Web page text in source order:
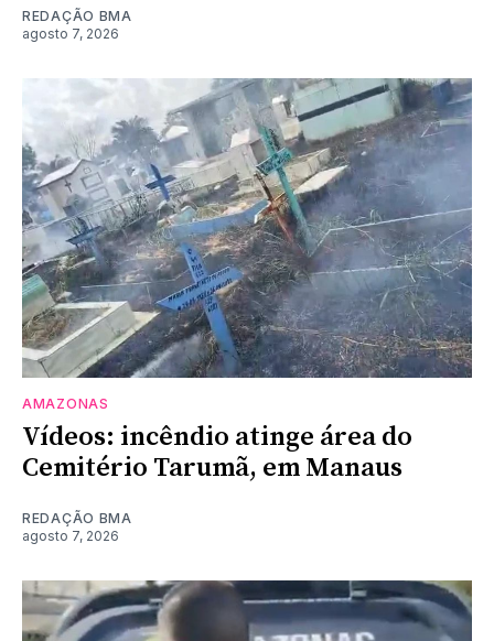
REDAÇÃO BMA
agosto 7, 2026
AMAZONAS
Vídeos: incêndio atinge área do
Cemitério Tarumã, em Manaus
REDAÇÃO BMA
agosto 7, 2026